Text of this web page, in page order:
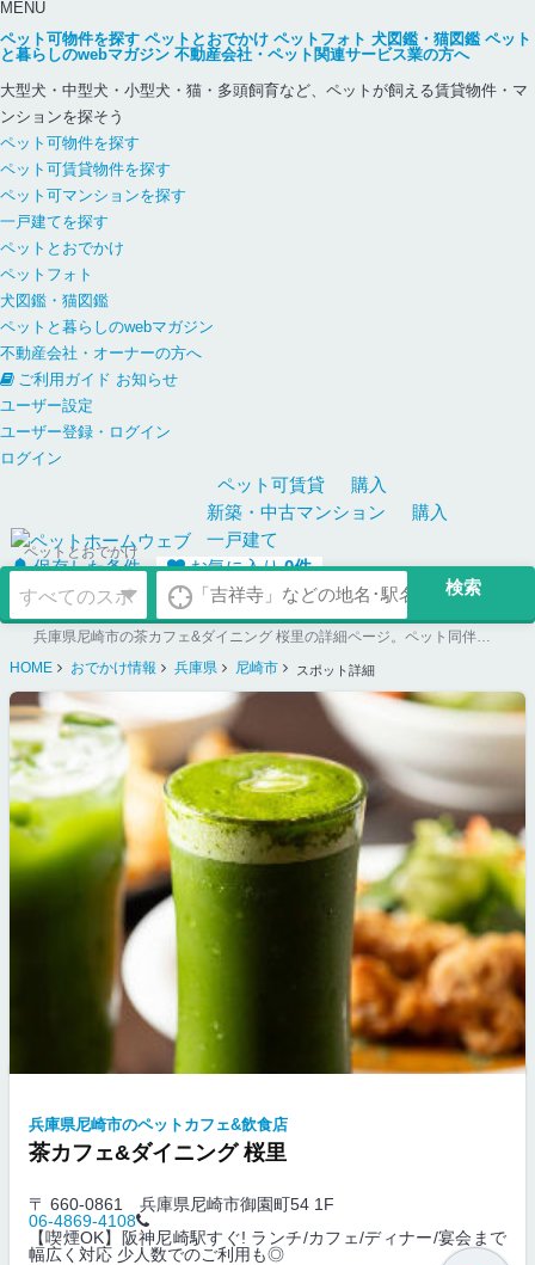
MENU
ペット可物件を探す ペットとおでかけ ペットフォト 犬図鑑・猫図鑑 ペット
と暮らしのwebマガジン 不動産会社・ペット関連サービス業の方へ
大型犬・中型犬・小型犬・猫・多頭飼育など、ペットが飼える賃貸物件・マ
ンションを探そう
ペット可物件を探す
ペット可賃貸物件を探す
ペット可マンションを探す
一戸建てを探す
ペットとおでかけ
ペットフォト
犬図鑑・猫図鑑
ペットと暮らしのwebマガジン
不動産会社・オーナーの方へ
ご利用ガイド お知らせ
ユーザー設定
ユーザー登録・ログイン
ログイン
ペット可賃貸
購入
新築・中古マンション
購入
一戸建て
保存した条件
お気に入り0件
ペットとおでかけ
兵庫県尼崎市の茶カフェ&ダイニング 桜里の詳細ページ。ペット同伴可のお店探しならペットホームウェブ。ペット可賃貸のお部屋探し、ペット可マンション購入のご検討時にもご利用ください。
HOME
おでかけ情報 兵庫県 尼崎市 スポット詳細
兵庫県尼崎市のペットカフェ&飲食店
茶カフェ&ダイニング 桜里
〒 660-0861
兵庫県尼崎市御園町54 1F
06-4869-4108
【喫煙OK】阪神尼崎駅すぐ! ランチ/カフェ/ディナー/宴会まで
幅広く対応 少人数でのご利用も◎